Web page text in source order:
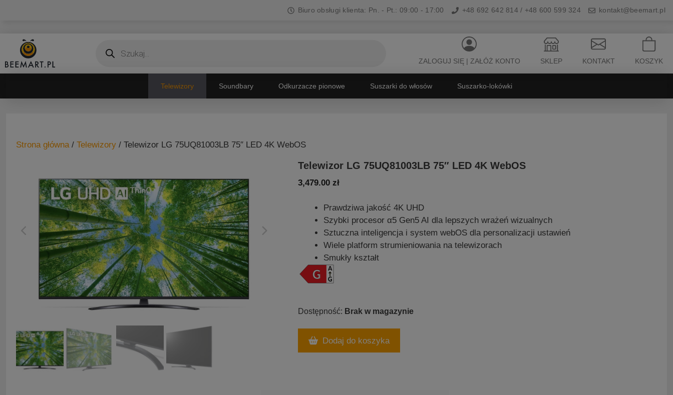
Biuro obsługi klienta: Pn. - Pt.: 09:00 - 17:00 +48 692 642 814 / +48 600 599 324 kontakt@beemart.pl
produktów
ZALOGUJ SIĘ | ZAŁÓŻ KONTO SKLEP KONTAKT KOSZYK
Telewizory Soundbary Odkurzacze pionowe Suszarki do włosów Suszarko-lokówki
Strona główna / Telewizory / Telewizor LG 75UQ81003LB 75″ LED 4K WebOS
Telewizor LG 75UQ81003LB 75″ LED 4K WebOS
3,479.00zł
Prawdziwa jakość 4K UHD
Szybki procesor α5 Gen5 AI dla lepszych wrażeń wizualnych
Sztuczna inteligencja i system webOS dla personalizacji ustawień
Wiele platform strumieniowania na telewizorach
Smukły kształt
Brak w magazynie
Dodaj do koszyka